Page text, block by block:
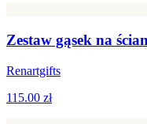
Zestaw gąsek na
Renartgifts
115.00 zł